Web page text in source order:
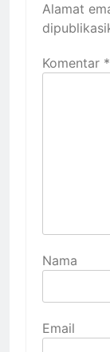
Alamat
Komentar *
Nama
Email